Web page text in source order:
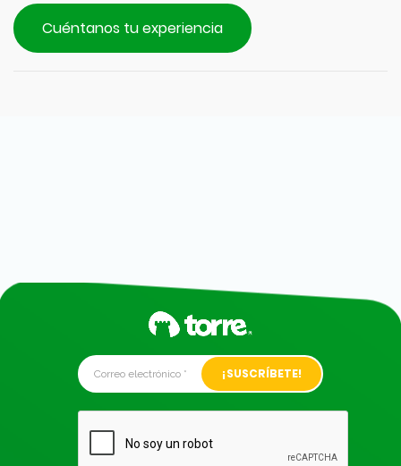
Cuéntanos tu experiencia
Alternative: